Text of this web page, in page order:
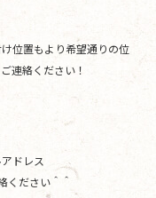
位置もより希望通りの位
連絡ください！
ドレス
ください＾＾